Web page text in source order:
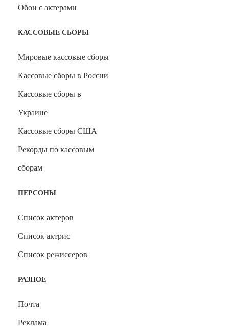
Обои с актерами
КАССОВЫЕ СБОРЫ
Мировые кассовые сборы
Кассовые сборы в России
Кассовые сборы в
Украине
Кассовые сборы США
Рекорды по кассовым
сборам
ПЕРСОНЫ
Список актеров
Список актрис
Список режиссеров
РАЗНОЕ
Почта
Реклама